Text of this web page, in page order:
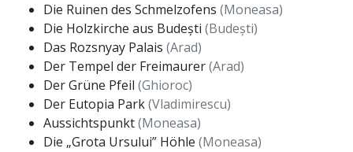
Die Ruinen des Schmelzofens (Moneasa)
Die Holzkirche aus Budești (Budești)
Das Rozsnyay Palais (Arad)
Der Tempel der Freimaurer(Arad)
Der Grüne Pfeil (Ghioroc)
Der Eutopia Park(Vladimirescu)
Aussichtspunkt(Moneasa)
Die „Grota Ursului” Höhle (Moneasa)